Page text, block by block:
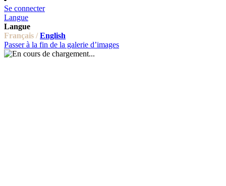
Se connecter
Langue
Langue
Français / English
Passer à la fin de la galerie d’images